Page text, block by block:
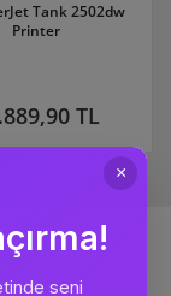
Tank 2502dw
Printer
TL